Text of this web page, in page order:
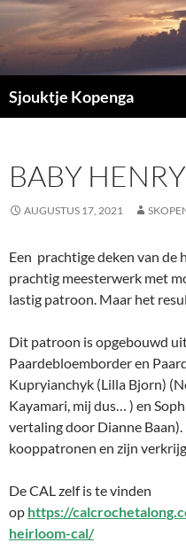
Ga
naar
de
inhoud
Sjouktje Kopenga
BABY
AUGUSTUS 17, 2021
Een prachtige deken van de
prachtig meesterwerk met
lastig patroon. Maar het
Dit patroon is opgebouwd
Paardebloemborder en
Kupryianchyk (Lilla Bjorn)
Kayamari, mij dus… ) en
vertaling door Dianne
kooppatronen en zijn
De CAL zelf is te vinden
op https://
heirloom-cal/